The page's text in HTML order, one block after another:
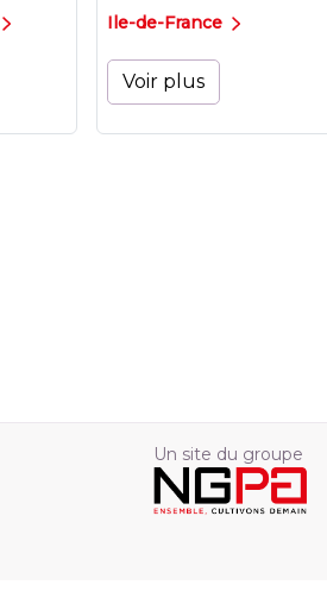
Ile-de-France
Voir plus
Un site du groupe